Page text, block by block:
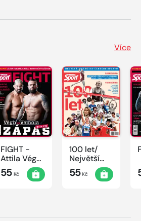
Více
FIGHT -
Attila Végh
vs. Karlos
Vémola
55Kč
100 let/
Největší
okamžiky
českého
55Kč